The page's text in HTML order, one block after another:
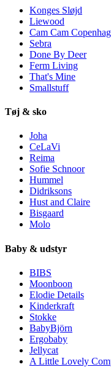
Konges Sløjd
Liewood
Cam Cam
Sebra
Done By Deer
Ferm Living
That's Mine
Smallstuff
Tøj & sko
Joha
CeLaVi
Reima
Sofie Schnoor
Hummel
Didriksons
Hust and Claire
Bisgaard
Molo
Baby & udstyr
BIBS
Moonboon
Elodie Details
Kinderkraft
Stokke
BabyBjörn
Ergobaby
Jellycat
A Little Lovely